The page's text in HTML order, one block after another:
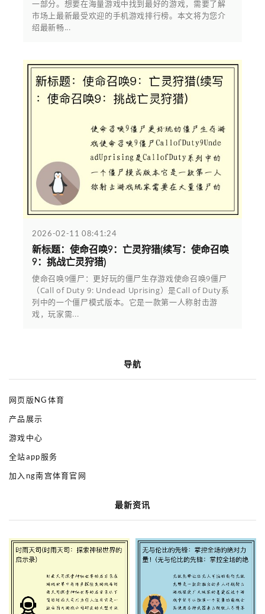
一部分。想要在海量游戏中找到最好的游戏，需要了解
市场上最新最受欢迎的手机游戏排行榜。本文将为您介
绍最新畅...
2026-02-11 08:41:24
新标题：使命召唤9：亡灵狩猎(续写：使命召唤
9：挑战亡灵狩猎)
使命召唤9僵尸：更好玩的僵尸生存游戏使命召唤9僵尸
（Call of Duty 9: Undead Uprising）是Call of Duty系
列中的一个僵尸模式版本。它是一款第一人称射击游
戏，玩家需...
导航
网页版NG体育
产品展示
游戏中心
全站app服务
加入ng南宫体育官网
最新资讯